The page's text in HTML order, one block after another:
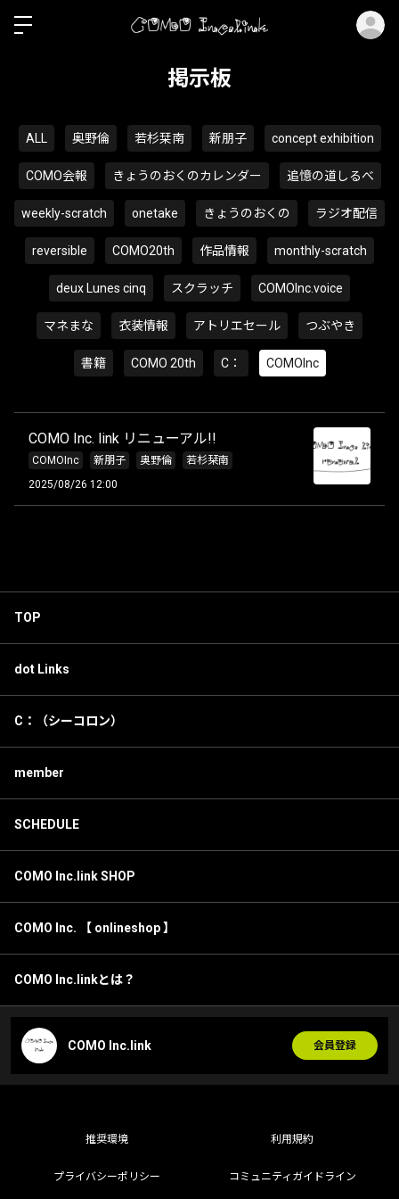
掲示板
ALL 奥野倫 若杉栞南 新朋子 concept exhibition
COMO会報 きょうのおくのカレンダー 追憶の道しるべ
weekly-scratch onetake きょうのおくの ラジオ配信
reversible COMO20th 作品情報 monthly-scratch
deux Lunes cinq スクラッチ COMOInc.voice
マネまな 衣装情報 アトリエセール つぶやき
書籍 COMO 20th C： COMOInc
COMO Inc. link リニューアル!!
COMOInc 新朋子 奥野倫
若杉栞南
2025/08/26 12:00
TOP
dot Links
C：（シーコロン）
member
SCHEDULE
COMO Inc.link SHOP
COMO Inc. 【 onlineshop 】
COMO Inc.linkとは？
COMO Inc.link 会員登録
推奨環境 利用規約
プライバシーポリシー コミュニティガイドライン